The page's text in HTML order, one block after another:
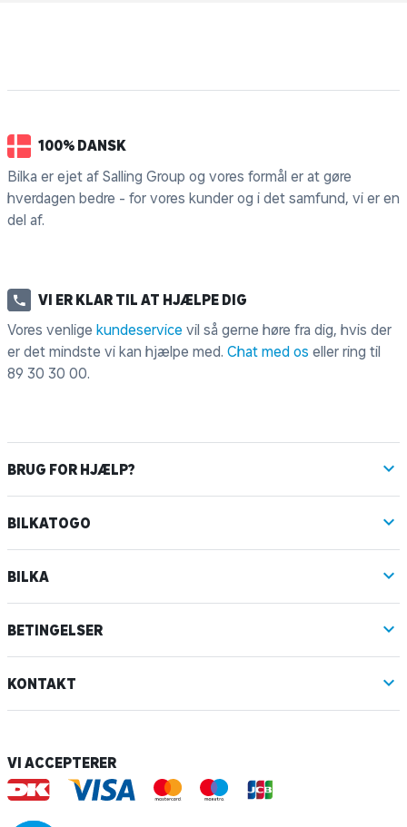
100% DANSK
Bilka er ejet af Salling Group og vores formål er at gøre
hverdagen bedre - for vores kunder og i det samfund, vi er en
del af.
VI ER KLAR TIL AT HJÆLPE DIG
Vores venlige kundeservice vil så gerne høre fra dig, hvis der
er det mindste vi kan hjælpe med. Chat med os eller ring til
89 30 30 00.
BRUG FOR HJÆLP?
BILKATOGO
BILKA
BETINGELSER
KONTAKT
VI ACCEPTERER